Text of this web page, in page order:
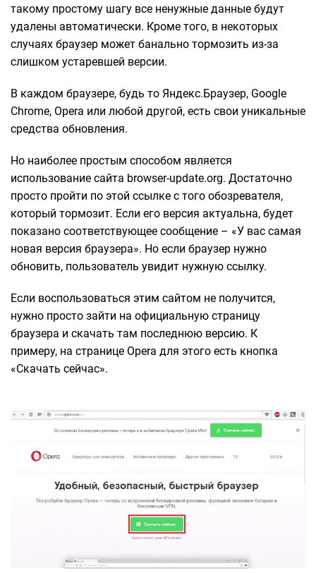
такому простому шагу все ненужные данные будут
удалены автоматически. Кроме того, в некоторых
случаях браузер может банально тормозить из-за
слишком устаревшей версии.
В каждом браузере, будь то Яндекс.Браузер, Google
Chrome, Opera или любой другой, есть свои уникальные
средства обновления.
Но наиболее простым способом является
использование сайта browser-update.org. Достаточно
просто пройти по этой ссылке с того обозревателя,
который тормозит. Если его версия актуальна, будет
показано соответствующее сообщение – «У вас самая
новая версия браузера». Но если браузер нужно
обновить, пользователь увидит нужную ссылку.
Если воспользоваться этим сайтом не получится,
нужно просто зайти на официальную страницу
браузера и скачать там последнюю версию. К
примеру, на странице Opera для этого есть кнопка
«Скачать сейчас».